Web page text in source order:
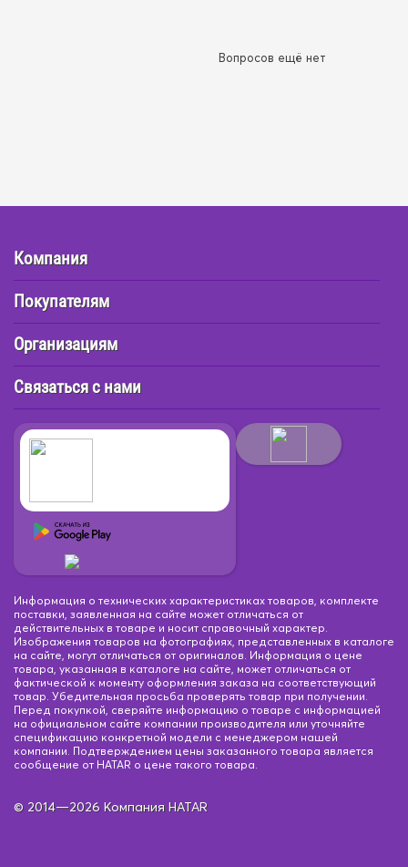
Вопросов ещё нет
Компания
Покупателям
Организациям
Связаться с нами
Информация о технических характеристиках товаров, комплекте
поставки, заявленная на сайте может отличаться от
действительных в товаре и носит справочный характер.
Изображения товаров на фотографиях, представленных в каталоге
на сайте, могут отличаться от оригиналов. Информация о цене
товара, указанная в каталоге на сайте, может отличаться от
фактической к моменту оформления заказа на соответствующий
товар. Убедительная просьба проверять товар при получении.
Перед покупкой, сверяйте информацию о товаре с информацией
на официальном сайте компании производителя или уточняйте
спецификацию конкретной модели с менеджером нашей
компании. Подтверждением цены заказанного товара является
сообщение от HATAR о цене такого товара.
© 2014—2026 Компания HATAR